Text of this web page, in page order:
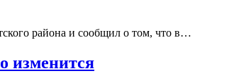
района и сообщил о том, что в…
изменится